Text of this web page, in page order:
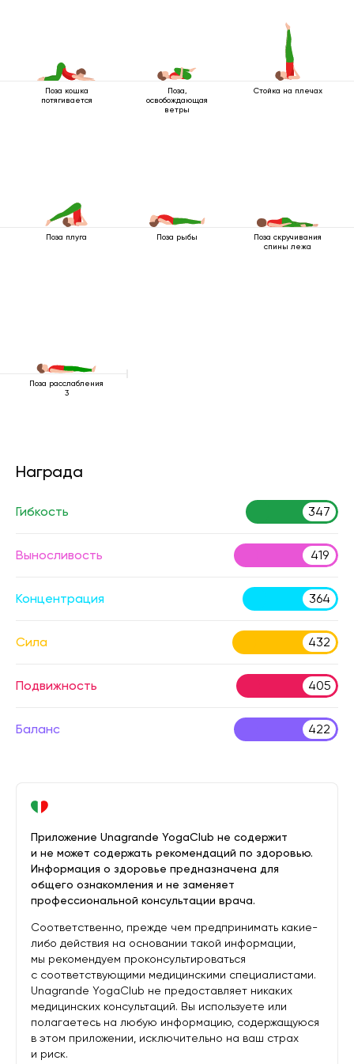
Поза кошка
потягивается
Поза,
освобождающая
ветры
Стойка на плечах
Поза плуга Поза рыбы
Поза скручивания
спины лежа
Поза расслабления
3
Награда
Гибкость 347
Выносливость 419
Концентрация 364
Сила 432
Подвижность 405
Баланс 422
Приложение Unagrande YogaClub не содержит
и не может содержать рекомендаций по здоровью.
Информация о здоровье предназначена для
общего ознакомления и не заменяет
профессиональной консультации врача.
Соответственно, прежде чем предпринимать какие-
либо действия на основании такой информации,
мы рекомендуем проконсультироваться
с соответствующими медицинскими специалистами.
Unagrande YogaClub не предоставляет никаких
медицинских консультаций. Вы используете или
полагаетесь на любую информацию, содержащуюся
в этом приложении, исключительно на ваш страх
и риск.